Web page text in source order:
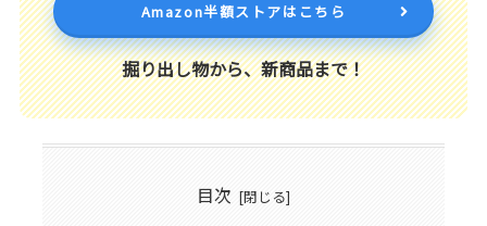
Amazon半額ストアはこちら
掘り出し物から、新商品まで！
目次